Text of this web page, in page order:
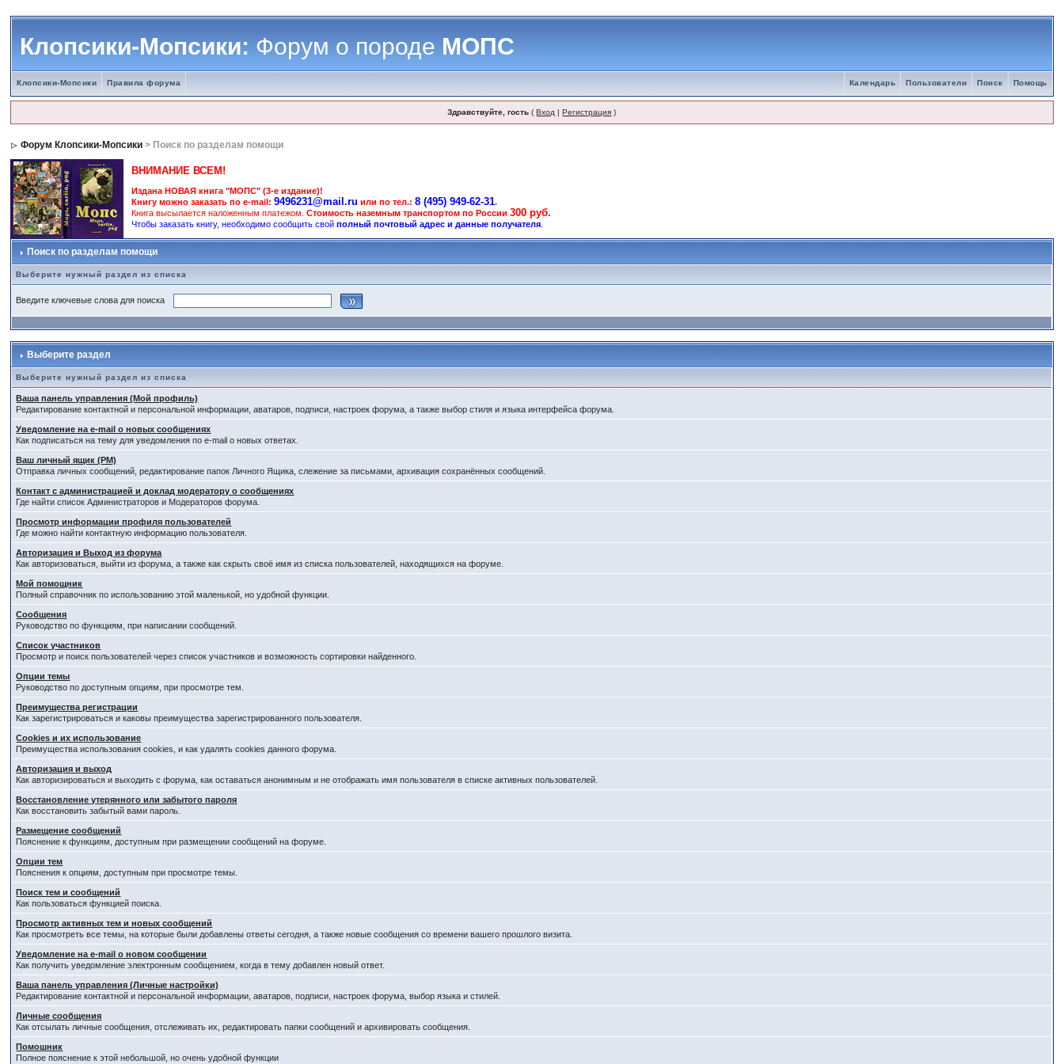
Клопсики-Мопсики:Форум о породеМОПС
Клопсики-Мопсики Правила форума Помощь
Поиск
Пользователи
Календарь
Здравствуйте, гость (Вход |Регистрация )
Форум Клопсики-Мопсики > Поиск по разделам помощи
ВНИМАНИЕ ВСЕМ!
Издана НОВАЯ книга "МОПС" (3-е издание)!
Книгу можно заказать по e-mail:9496231@mail.ru или по тел.:8 (495) 949-62-31.
Книга высылается наложенным платежом.Стоимость наземным транспортом по России300 руб.
Чтобы заказать книгу, необходимо сообщить свойполный почтовый адрес и данные получателя
Поиск по разделам помощи
Выберите нужный раздел из списка
Введите ключевые слова для поиска
Выберите раздел
Выберите нужный раздел из списка
Ваша панель управления (Мой профиль)
Редактирование контактной и персональной информации, аватаров, подписи, настроек форума, а также выбор стиля и языка интерфейса форума.
Уведомление на e-mail о новых сообщениях
Как подписаться на тему для уведомления по e-mail о новых ответах.
Ваш личный ящик (PM)
Отправка личных сообщений, редактирование папок Личного Ящика, слежение за письмами, архивация сохранённых сообщений.
Контакт с администрацией и доклад модератору о сообщениях
Где найти список Администраторов и Модераторов форума.
Просмотр информации профиля пользователей
Где можно найти контактную информацию пользователя.
Авторизация и Выход из форума
Как авторизоваться, выйти из форума, а также как скрыть своё имя из списка пользователей, находящихся на форуме.
Мой помощник
Полный справочник по использованию этой маленькой, но удобной функции.
Сообщения
Руководство по функциям, при написании сообщений.
Список участников
Просмотр и поиск пользователей через список участников и возможность сортировки найденного.
Опции темы
Руководство по доступным опциям, при просмотре тем.
Преимущества регистрации
Как зарегистрироваться и каковы преимущества зарегистрированного пользователя.
Cookies и их использование
Преимущества использования cookies, и как удалять cookies данного форума.
Авторизация и выход
Как авторизироваться и выходить с форума, как оставаться анонимным и не отображать имя пользователя в списке активных пользователей.
Восстановление утерянного или забытого пароля
Как восстановить забытый вами пароль.
Размещение сообщений
Пояснение к функциям, доступным при размещении сообщений на форуме.
Опции тем
Пояснения к опциям, доступным при просмотре темы.
Поиск тем и сообщений
Как пользоваться функцией поиска.
Просмотр активных тем и новых сообщений
Как просмотреть все темы, на которые были добавлены ответы сегодня, а также новые сообщения со времени вашего прошлого визита.
Уведомление на е-mail о новом сообщении
Как получить уведомление электронным сообщением, когда в тему добавлен новый ответ.
Ваша панель управления (Личные настройки)
Редактирование контактной и персональной информации, аватаров, подписи, настроек форума, выбор языка и стилей.
Личные сообщения
Как отсылать личные сообщения, отслеживать их, редактировать папки сообщений и архивировать сообщения.
Помошник
Полное пояснение к этой небольшой, но очень удобной функции